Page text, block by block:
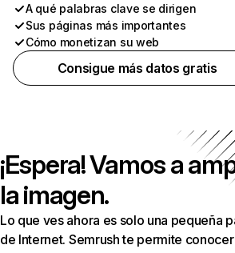
A qué palabras clave se dirigen
Sus páginas más importantes
Cómo monetizan su web
Consigue más datos gratis
¡Espera! Vamos a
la imagen.
Lo que ves ahora es solo una pequeña
de Internet. Semrush te permite